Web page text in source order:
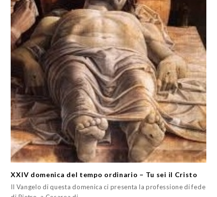
XXIV domenica del tempo ordinario – Tu sei il Cristo
Il Vangelo di questa domenica ci presenta la professione di fede